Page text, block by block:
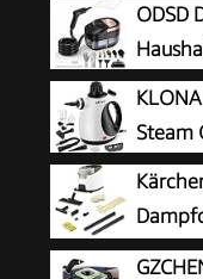
ODSD
Steam